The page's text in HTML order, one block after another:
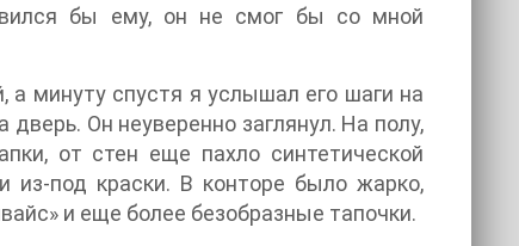
бы ему, он не смог бы со мной
минуту спустя я услышал его шаги на
Он неуверенно заглянул. На полу,
от стен еще пахло синтетической
из-под краски. В конторе было жарко,
и еще более безобразные тапочки.